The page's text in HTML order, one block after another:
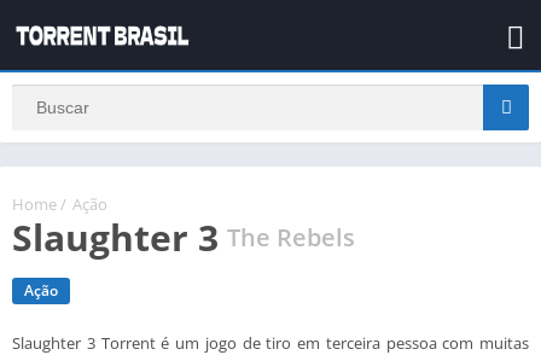
Home / Ação
Slaughter 3 The Rebels
Ação
Slaughter 3 Torrent é um jogo de tiro em terceira pessoa com muitas